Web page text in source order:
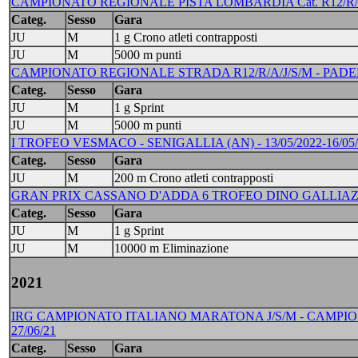
Categ.
Sesso
Gara
JU
M
1 g Crono atleti contrapposti
JU
M
5000 m punti
CAMPIONATO REGIONALE STRADA R12/R/A/J/S/M -
Categ.
Sesso
Gara
JU
M
1 g Sprint
JU
M
5000 m punti
I TROFEO VESMACO - SENIGALLIA (AN) - 13/05/2022-16/
Categ.
Sesso
Gara
JU
M
200 m Crono atleti contrapposti
GRAN PRIX CASSANO D'ADDA 6 TROFEO DINO
Categ.
Sesso
Gara
JU
M
1 g Sprint
JU
M 10000 m Eliminazione
2021
IRG CAMPIONATO ITALIANO MARATONA J/S/M -
27/06/21
Categ.
Sesso
Gara